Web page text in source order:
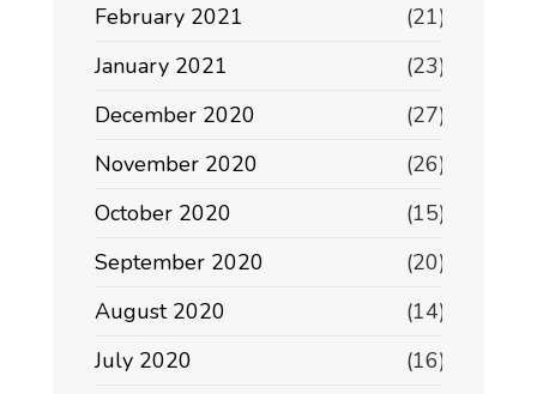
February 2021
(21)
January 2021
(23)
December 2020
(27)
November 2020
(26)
October 2020
(15)
September 2020
(20)
August 2020
(14)
July 2020
(16)